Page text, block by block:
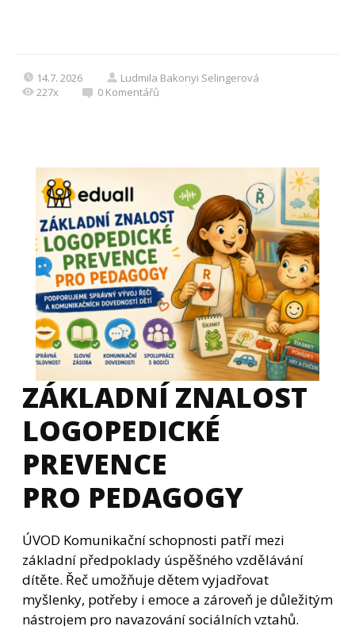
14.7. 2026
Ludmila Bakonyi Selingerová
227x
0 Komentářů
ZÁKLADNÍ ZNALOST
LOGOPEDICKÉ
PREVENCE
PRO PEDAGOGY
ÚVOD Komunikační schopnosti patří mezi
základní předpoklady úspěšného vzdělávání
dítěte. Řeč umožňuje dětem vyjadřovat
myšlenky, potřeby i emoce a zároveň je důležitým
nástrojem pro navazování sociálních vztahů.